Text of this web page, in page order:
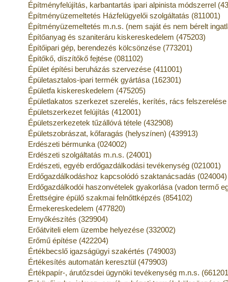
Építményfelújítás, karbantartás ipari alpinista módszerrel
Építményüzemeltetés Házfelügyelői szolgáltatás (811001)
Építményüzemeltetés m.n.s. (nem saját és nem bérelt
Építőanyag és szaniteráru kiskereskedelem (475203)
Építőipari gép, berendezés kölcsönzése (773201)
Építőkő, díszítőkő fejtése (081102)
Épület építési beruházás szervezése (411001)
Épületasztalos-ipari termék gyártása (162301)
Épületfa kiskereskedelem (475205)
Épületlakatos szerkezet szerelés, kerítés, rács felszerelése
Épületszerkezet felújítás (412001)
Épületszerkezetek tűzállóvá tétele (432908)
Épületszobrászat, kőfaragás (helyszínen) (439913)
Erdészeti bérmunka (024002)
Erdészeti szolgáltatás m.n.s. (24001)
Erdészeti, egyéb erdőgazdálkodási tevékenység (021001)
Erdőgazdálkodáshoz kapcsolódó szaktanácsadás (024004)
Erdőgazdálkodói haszonvételek gyakorlása (vadon termő
Érettségire épülő szakmai felnőttképzés (854102)
Érmekereskedelem (477820)
Ernyőkészítés (329904)
Erőátviteli elem üzembe helyezése (332002)
Erőmű építése (422204)
Értékbecslő igazságügyi szakértés (749003)
Értékesítés automatán keresztül (479903)
Értékpapír-, árutőzsdei ügynöki tevékenység m.n.s.